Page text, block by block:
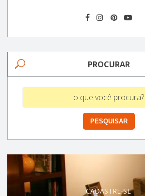
PROCURAR
CADASTRE-SE